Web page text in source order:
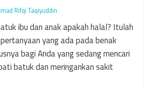
Rifqi Taqiyuddin
ibu dan anak apakah halal? Itulah
yang ada pada benak
bagi Anda yang sedang mencari
batuk dan meringankan sakit